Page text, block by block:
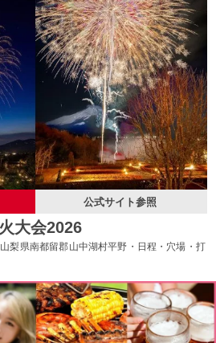
公式サイト参照
大会2026
梨県南都留郡山中湖村平野・日程・穴場・打